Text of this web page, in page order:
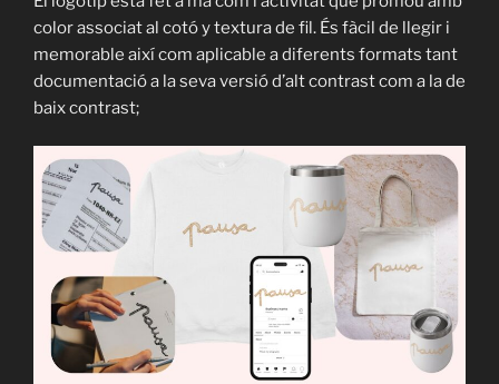
color associat al cotó y textura de fil. És fàcil de llegir i
memorable així com aplicable a diferents formats tant
documentació a la seva versió d’alt contrast com a la de
baix contrast;